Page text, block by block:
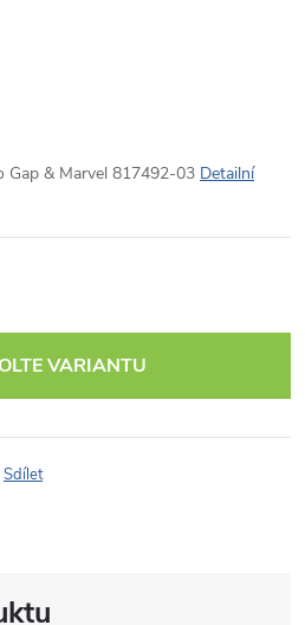
Gap & Marvel 817492-03 Detailní
VARIANTU
Sdílet